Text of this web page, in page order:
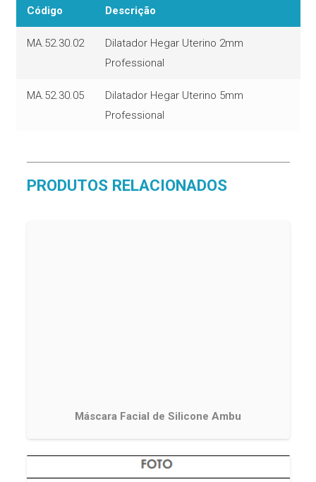
Código Descrição
MA.52.30.02
Dilatador Hegar Uterino 2mm
Professional
MA.52.30.05
Dilatador Hegar Uterino 5mm
Professional
PRODUTOS RELACIONADOS
Máscara Facial de Silicone Ambu